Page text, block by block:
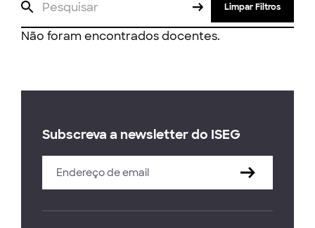
Limpar Filtros
Não foram encontrados docentes.
Subscreva a newsletter do ISEG